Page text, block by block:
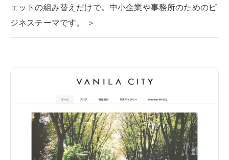
ェットの組み替えだけで。中小企業や事務所のためのビ
ジネステーマです。 ＞